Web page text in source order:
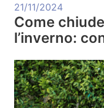
21/11/2024
Come
l’inverno: